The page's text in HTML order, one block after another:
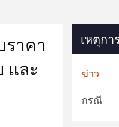
ราคา
และ
เหตุก
ข่าว
กรณี